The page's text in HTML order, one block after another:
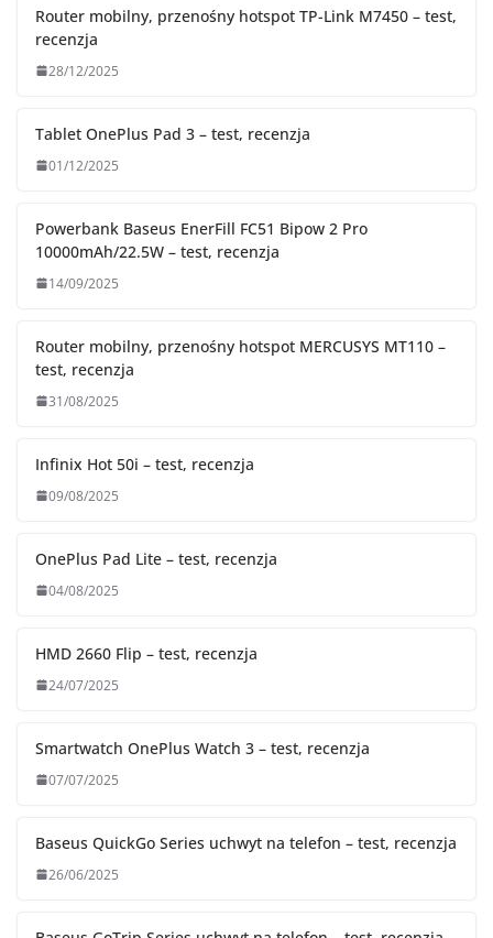
Router mobilny, przenośny hotspot TP-Link M7450 – test,
recenzja
28/12/2025
Tablet OnePlus Pad 3 – test, recenzja
01/12/2025
Powerbank Baseus EnerFill FC51 Bipow 2 Pro
10000mAh/22.5W – test, recenzja
14/09/2025
Router mobilny, przenośny hotspot MERCUSYS MT110 –
test, recenzja
31/08/2025
Infinix Hot 50i – test, recenzja
09/08/2025
OnePlus Pad Lite – test, recenzja
04/08/2025
HMD 2660 Flip – test, recenzja
24/07/2025
Smartwatch OnePlus Watch 3 – test, recenzja
07/07/2025
Baseus QuickGo Series uchwyt na telefon – test, recenzja
26/06/2025